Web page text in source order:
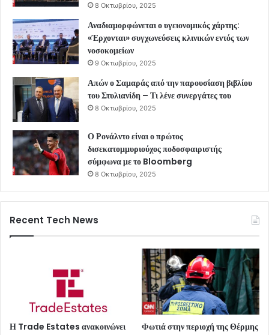
8 Οκτωβρίου, 2025
Αναδιαμορφώνεται ο υγειονομικός χάρτης:
«Έρχονται» συγχωνεύσεις κλινικών εντός των
νοσοκομείων
9 Οκτωβρίου, 2025
Απών ο Σαμαράς από την παρουσίαση βιβλίου
του Στυλιανίδη – Τι λένε συνεργάτες του
8 Οκτωβρίου, 2025
Ο Ρονάλντο είναι ο πρώτος
δισεκατομμυριούχος ποδοσφαιριστής
σύμφωνα με το Bloomberg
8 Οκτωβρίου, 2025
Recent Tech News
Η Trade Estates ανακοινώνει
Φωτιά στην περιοχή της Θέρμης